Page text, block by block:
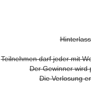
Teilnehmen darf jeder mit
Der Gewinner wird
Die Verlosung